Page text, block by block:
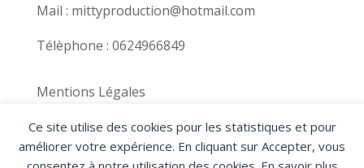
Ce site utilise des cookies pour les statistiques et pour
améliorer votre expérience. En cliquant sur Accepter, vous
Mail : mittyproduction@hotmail.com
Télèphone : 0624966849
Mentions Légales
Politique de confidentialité
Les photos utilisées cette page sont les